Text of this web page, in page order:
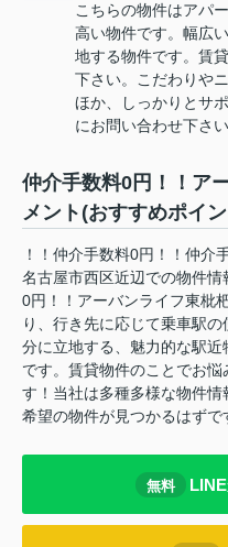
こちらの物件はアパ
高い物件です。幅広
地する物件です。賃
下さい。こだわりや
ほか、しっかりとサ
にお問い合わせ下さい
仲介手数料0円！！ア
メント(おすすめポイ
！！仲介手数料0円！！仲介
名古屋市西区近辺での物件
0円！！アーバンライフ東枇
り、行き先に応じて乗車駅
分に立地する、魅力的な駅
です。賃貸物件のことでお
す！当社は多種多様な物件
希望の物件が見つかるはずで
無料